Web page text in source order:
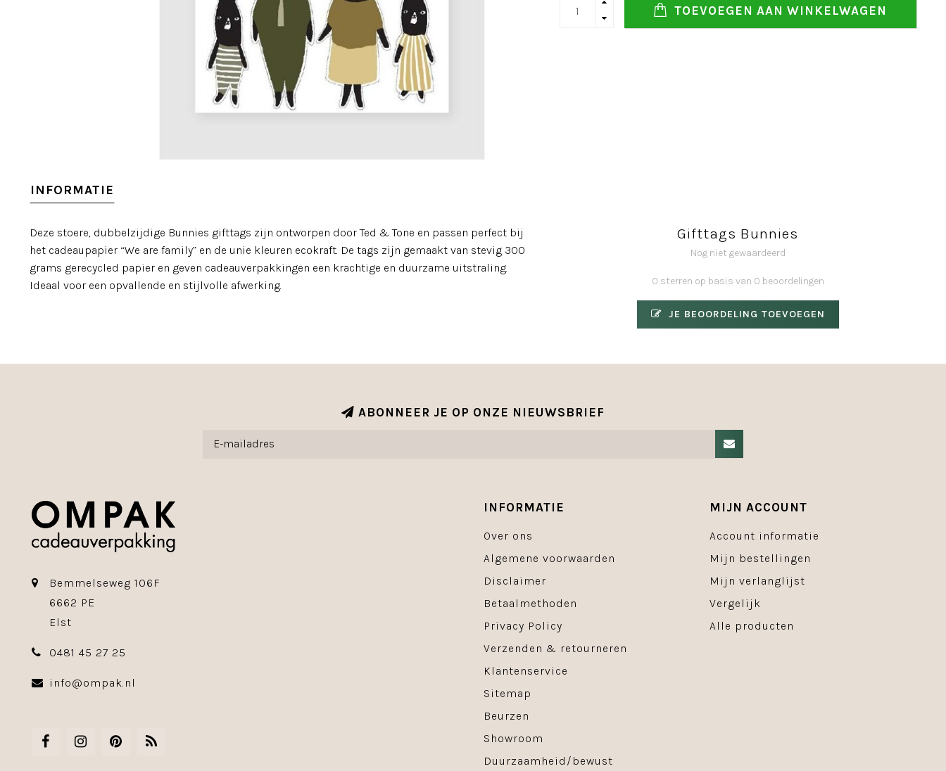
TOEVOEGEN AAN WINKELWAGEN
INFORMATIE
Deze stoere, dubbelzijdige Bunnies gifttags zijn ontworpen door Ted & Tone en passen perfect bij
het cadeaupapier “We are family” en de unie kleuren ecokraft. De tags zijn gemaakt van stevig 300
grams gerecycled papier en geven cadeauverpakkingen een krachtige en duurzame uitstraling.
Ideaal voor een opvallende en stijlvolle afwerking.
Gifttags Bunnies
Nog niet gewaardeerd
0 sterren op basis van 0 beoordelingen
JE BEOORDELING TOEVOEGEN
ABONNEER JE OP ONZE NIEUWSBRIEF
Bemmelseweg 106F
6662 PE
Elst
0481 45 27 25
info@ompak.nl
INFORMATIE
Over ons
Algemene voorwaarden
Disclaimer
Betaalmethoden
Privacy Policy
Verzenden & retourneren
Klantenservice
Sitemap
Beurzen
Showroom
Duurzaamheid/bewust
MIJN ACCOUNT
Account informatie
Mijn bestellingen
Mijn verlanglijst
Vergelijk
Alle producten